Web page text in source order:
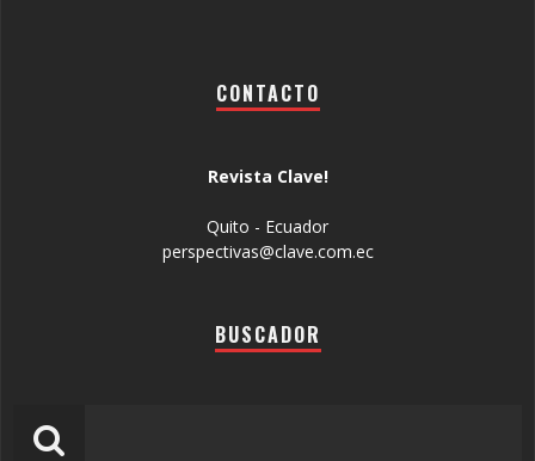
CONTACTO
Revista Clave!
Quito - Ecuador
perspectivas@clave.com.ec
BUSCADOR